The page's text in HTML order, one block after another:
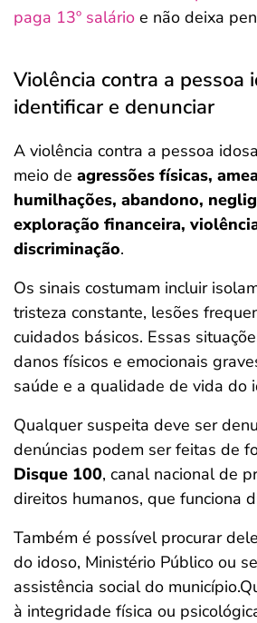
paga 13º salário e não deixa
Violência contra a pessoa
identificar e denunciar
A violência contra a pessoa
meio de agressões físicas,
humilhações, abandono,
exploração financeira,
discriminação.
Os sinais costumam incluir
tristeza constante, lesões
cuidados básicos. Essas
danos físicos e emocionais
saúde e a qualidade de vida do
Qualquer suspeita deve ser
denúncias podem ser feitas de
Disque 100, canal nacional de
direitos humanos, que funciona
Também é possível procurar
do idoso, Ministério Público ou
assistência social do
à integridade física ou